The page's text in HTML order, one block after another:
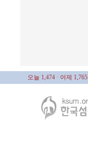
오늘 1,474 · 어제 1,765